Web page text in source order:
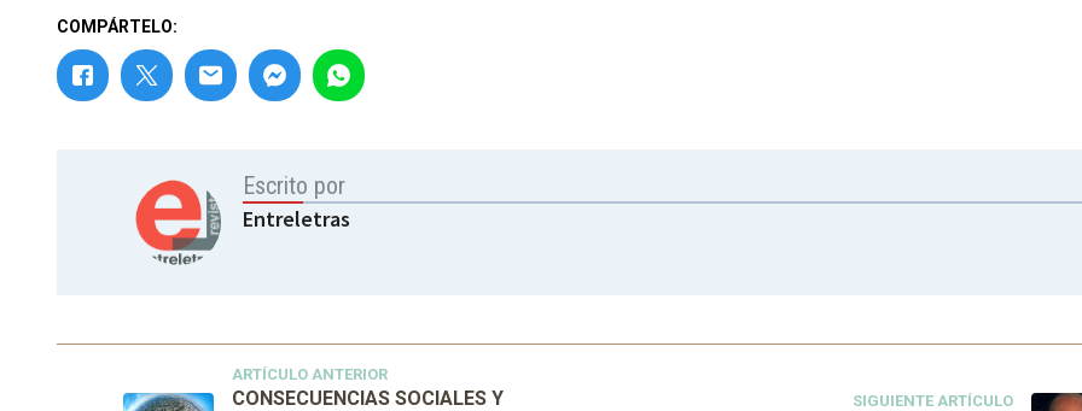
COMPÁRTELO:
Escrito por
Entreletras
ARTÍCULO ANTERIOR
CONSECUENCIAS SOCIALES Y
SIGUIENTE ARTÍCULO